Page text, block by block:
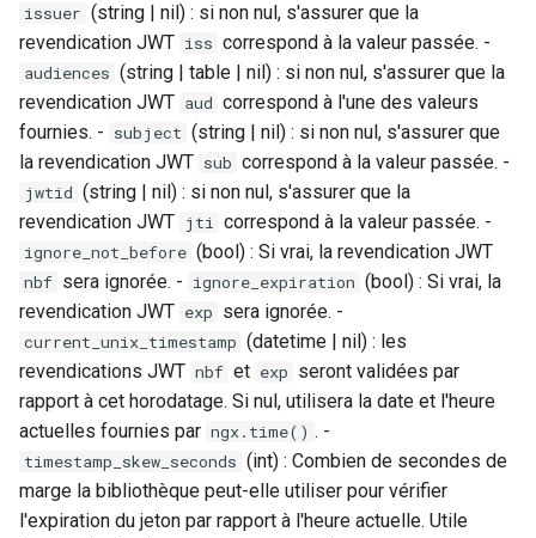
issuer (string | nil) : si non nul, s'assurer que la
revendication JWT iss correspond à la valeur passée. -
audiences (string | table | nil) : si non nul, s'assurer que la
revendication JWT aud correspond à l'une des valeurs
fournies. - subject (string | nil) : si non nul, s'assurer que
la revendication JWT sub correspond à la valeur passée. -
jwtid (string | nil) : si non nul, s'assurer que la
revendication JWT jti correspond à la valeur passée. -
ignore_not_before (bool) : Si vrai, la revendication JWT
nbf sera ignorée. - ignore_expiration (bool) : Si vrai, la
revendication JWT exp sera ignorée. -
current_unix_timestamp (datetime | nil) : les
revendications JWT nbf et exp seront validées par
rapport à cet horodatage. Si nul, utilisera la date et l'heure
actuelles fournies par ngx.time() . -
timestamp_skew_seconds (int) : Combien de secondes de
marge la bibliothèque peut-elle utiliser pour vérifier
l'expiration du jeton par rapport à l'heure actuelle. Utile